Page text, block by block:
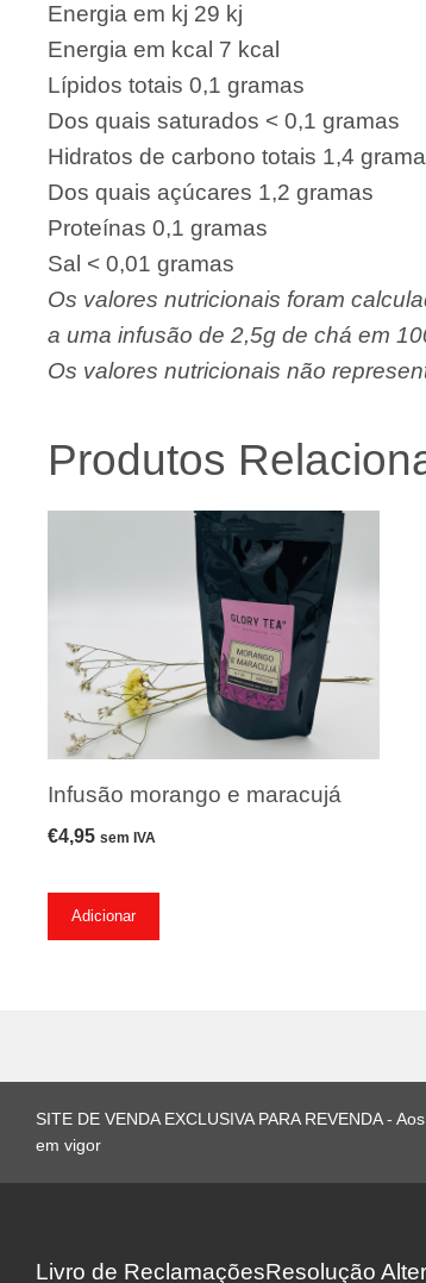
Energia em kj 29 kj
Energia em kcal 7 kcal
Lípidos totais 0,1 gramas
Dos quais saturados < 0,1 gramas
Hidratos de carbono totais 1,4
Dos quais açúcares 1,2 gramas
Proteínas 0,1 gramas
Sal < 0,01 gramas
Os valores nutricionais foram
a uma infusão de 2,5g de chá em
Os valores nutricionais não
Produtos
Infusão morango e maracujá
€4,95 sem IVA
Adicionar
SITE DE VENDA EXCLUSIVA PARA REVENDA -
em vigor
Livro de ReclamaçõesResolução